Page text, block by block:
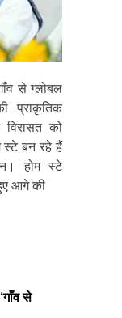
से ग्लोबल
प्राकृतिक
को
स्टे बन रहे हैं
होम स्टे
आगे की
से